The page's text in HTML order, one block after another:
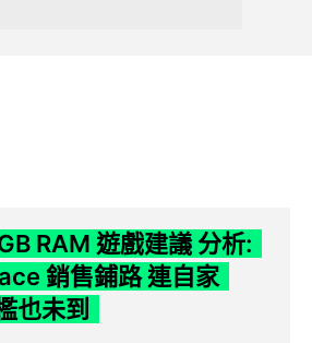
RAM 遊戲建議 分析:
銷售鋪路 連自家
也未到